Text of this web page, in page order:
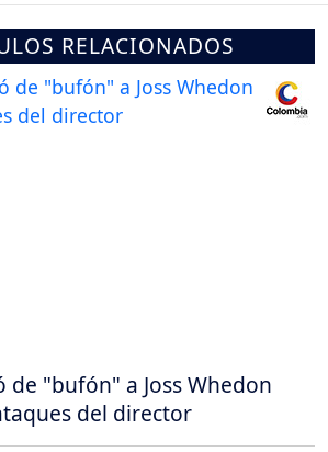
RELACIONADOS
de "bufón" a Joss Whedon
del director